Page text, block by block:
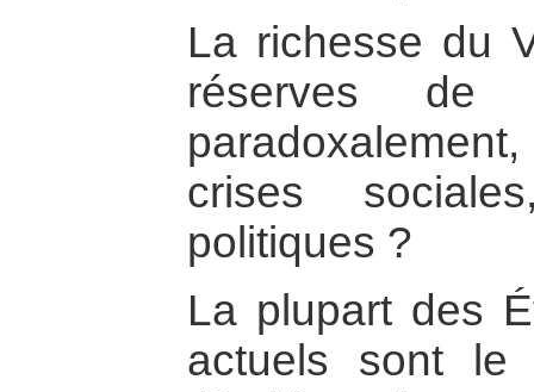
La richesse du
réserves de
crises
politiques ?
La plupart des
actuels sont le